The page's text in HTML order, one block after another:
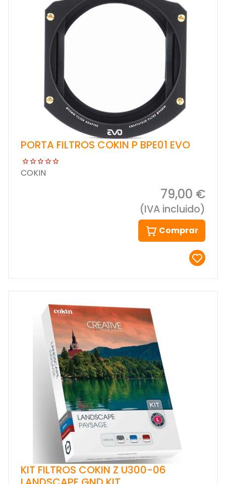
PORTA FILTROS COKIN P BPE01 EVO
COKIN
79,00 €
(IVA incluido)
Comprar
KIT FILTROS COKIN Z U300-06